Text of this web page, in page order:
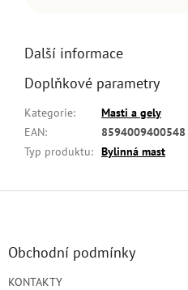
Další informace
Doplňkové parametry
Kategorie:
Masti a gely
EAN:
8594009400548
Typ produktu: Bylinná mast
Z
Obchodní podmínky
KONTAKTY